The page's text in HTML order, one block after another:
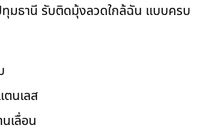
มธานี รับติดมุ้งลวดใกล้ฉัน แบบครบ
นเลส
เลื่อน